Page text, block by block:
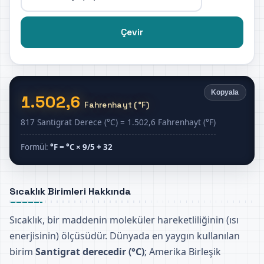
Çevir
Kopyala
1.502,6 Fahrenhayt (°F)
817 Santigrat Derece (°C) = 1.502,6 Fahrenhayt (°F)
Formül:°F = °C × 9/5 + 32
Sıcaklık Birimleri Hakkında
Sıcaklık, bir maddenin moleküler hareketliliğinin (ısı
enerjisinin) ölçüsüdür. Dünyada en yaygın kullanılan
birim Santigrat derecedir (°C); Amerika Birleşik